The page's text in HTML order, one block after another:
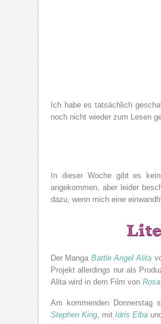
Ich habe es tatsächlich
noch nicht wieder zum Lesen
In dieser Woche gibt es
angekommen, aber leider
dazu, wenn mich eine
Der Manga Battle Angel Alita
Projekt allerdings nur als
Alita wird in dem Film von
Am kommenden Donnerstag
Stephen King, mit Idris Elba